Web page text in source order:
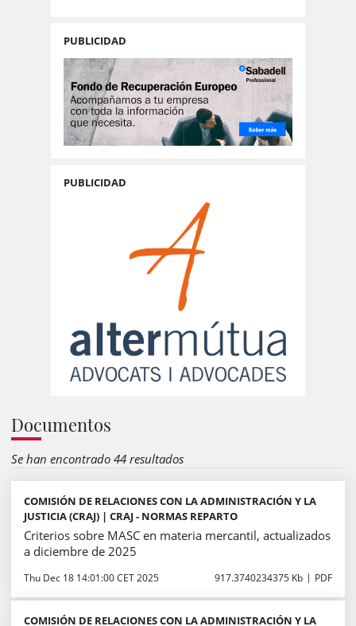
PUBLICIDAD
PUBLICIDAD
Documentos
Se han encontrado 44 resultados
COMISIÓN DE RELACIONES CON LA ADMINISTRACIÓN Y LA
JUSTICIA (CRAJ) | CRAJ - NORMAS REPARTO
Criterios sobre MASC en materia mercantil, actualizados
a diciembre de 2025
Thu Dec 18 14:01:00 CET 2025 917.3740234375 Kb PDF
COMISIÓN DE RELACIONES CON LA ADMINISTRACIÓN Y LA